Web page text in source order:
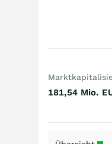
181,54 Mio.